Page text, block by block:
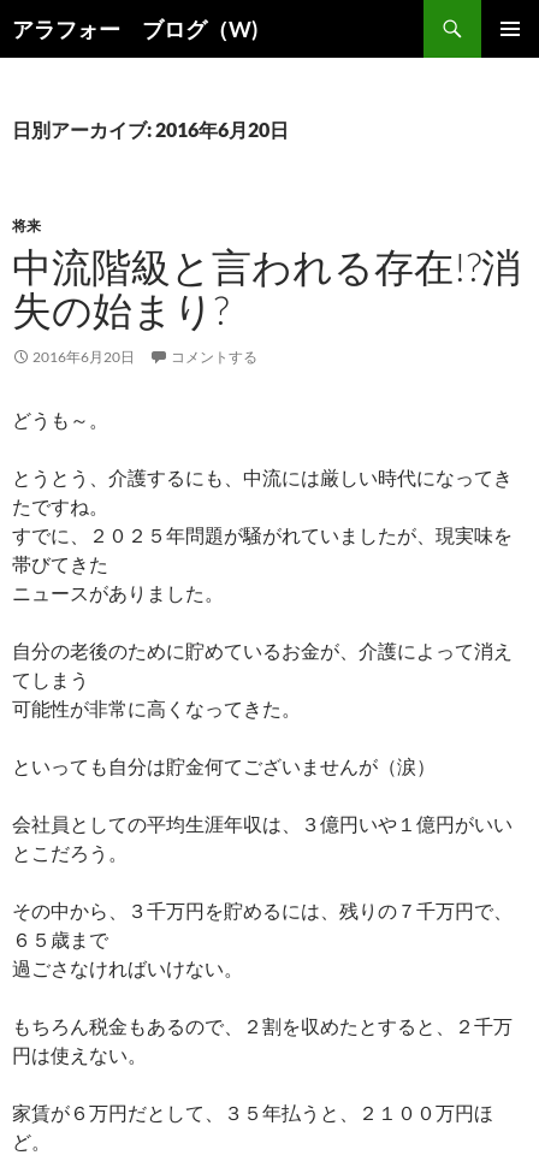
ン
ツ
キ
プ
アラフォー ブログ（W)
索
日別アーカイブ: 2016年6月20日
将来
中流階級と言われる存在!?消
失の始まり?
2016年6月20日 コメントする
どうも～。
とうとう、介護するにも、中流には厳しい時代になってき
たですね。
すでに、２０２５年問題が騒がれていましたが、現実味を
帯びてきた
ニュースがありました。
自分の老後のために貯めているお金が、介護によって消え
てしまう
可能性が非常に高くなってきた。
といっても自分は貯金何てございませんが（涙）
会社員としての平均生涯年収は、３億円いや１億円がいい
とこだろう。
その中から、３千万円を貯めるには、残りの７千万円で、
６５歳まで
過ごさなければいけない。
もちろん税金もあるので、２割を収めたとすると、２千万
円は使えない。
家賃が６万円だとして、３５年払うと、２１００万円ほ
ど。